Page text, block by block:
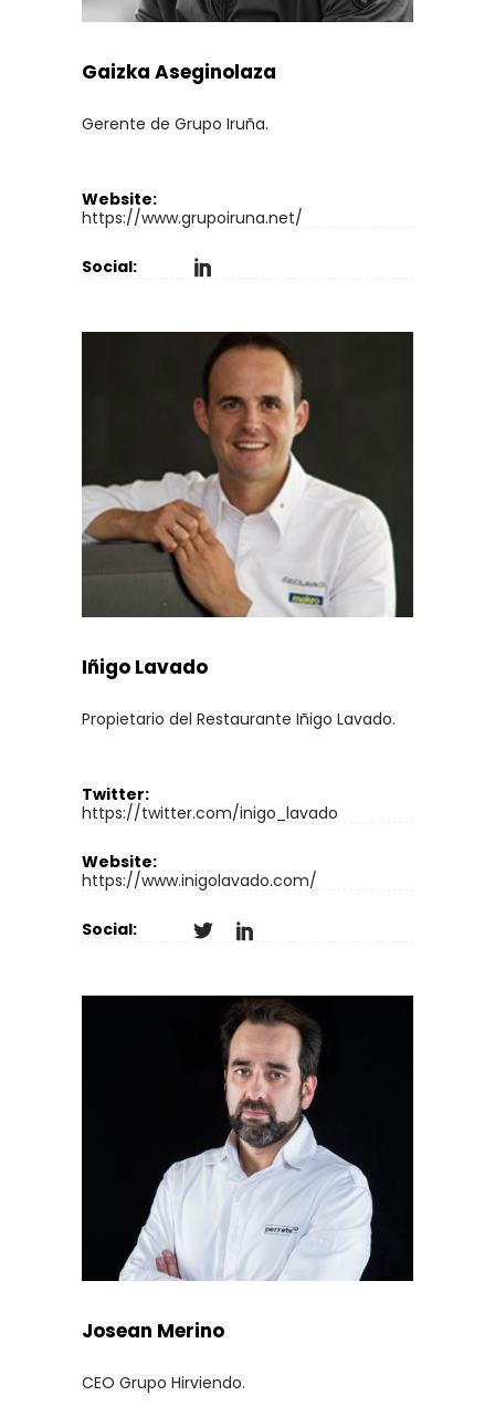
Gaizka Aseginolaza
Gerente de Grupo Iruña.
Website:
https://www.grupoiruna.net/
Social:
Iñigo Lavado
Propietario del Restaurante Iñigo Lavado.
Twitter:
https://twitter.com/inigo_lavado
Website:
https://www.inigolavado.com/
Social:
Josean Merino
CEO Grupo Hirviendo.